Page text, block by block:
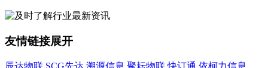
友情链接展开
辰达物联 SCG先达 溯源信息 聚耘物联 快订通 依柯力信息